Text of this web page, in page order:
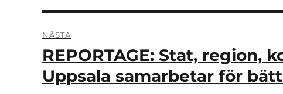
NÄSTA
Nästa
inlägg:
REPORTAGE: Stat, region,
Uppsala samarbetar för